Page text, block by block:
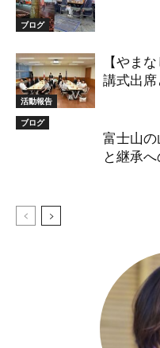
ブログ
活動報告
【やま
講式出
ブログ
富士山
と継承